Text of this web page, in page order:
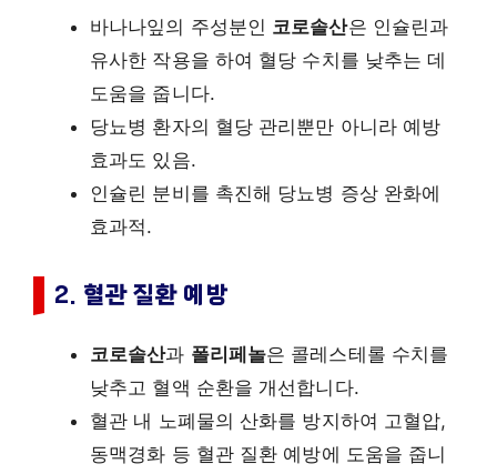
바나나잎의 주성분인 코로솔산은 인슐린과
유사한 작용을 하여 혈당 수치를 낮추는 데
도움을 줍니다.
당뇨병 환자의 혈당 관리뿐만 아니라 예방
효과도 있음.
인슐린 분비를 촉진해 당뇨병 증상 완화에
효과적.
2. 혈관 질환 예방
코로솔산과 폴리페놀은 콜레스테롤 수치를
낮추고 혈액 순환을 개선합니다.
혈관 내 노폐물의 산화를 방지하여 고혈압,
동맥경화 등 혈관 질환 예방에 도움을 줍니